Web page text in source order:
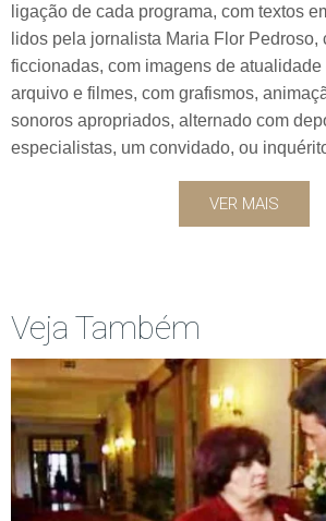
ligação de cada programa, com textos
lidos pela jornalista Maria Flor
ficcionadas, com imagens de atualidade
arquivo e filmes, com grafismos,
sonoros apropriados, alternado com
especialistas, um convidado, ou
VER MAIS
Veja Também